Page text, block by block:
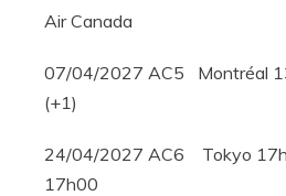
Air Canada
07/04/2027 AC5 Montréal
(+1)
24/04/2027 AC6 Tokyo
17h00